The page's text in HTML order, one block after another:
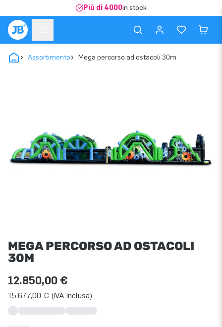
Più di 4000in stock
Assortimento Mega percorso ad ostacoli 30m
MEGA PERCORSO AD OSTACOLI
30M
12.850,00 €
15.677,00 € (IVA inclusa)